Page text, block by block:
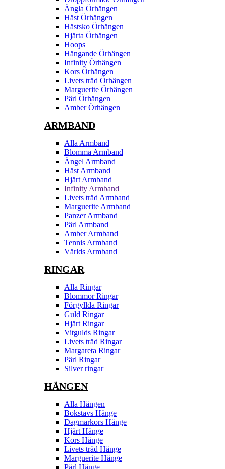
Ängla Örhängen
Häst Örhängen
Hästsko Örhängen
Hjärta Örhängen
Hoops
Hängande Örhängen
Infinity Örhängen
Kors Örhängen
Livets träd Örhängen
Marguerite Ôrhängen
Pärl Örhängen
Amber Örhängen
ARMBAND
Alla Armband
Blomma Armband
Ängel Armband
Häst Armband
Hjärt Armband
Infinity Armband
Livets träd Armband
Marguerite Armband
Panzer Armband
Pärl Armband
Amber Armband
Tennis Armband
Världs Armband
RINGAR
Alla Ringar
Blommor Ringar
Förgyllda Ringar
Guld Ringar
Hjärt Ringar
Vitgulds Ringar
Livets träd Ringar
Margareta Ringar
Pärl Ringar
Silver ringar
HÄNGEN
Alla Hängen
Bokstavs Hänge
Dagmarkors Hänge
Hjärt Hänge
Kors Hänge
Livets träd Hänge
Marguerite Hänge